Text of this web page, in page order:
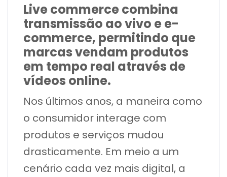
Live commerce combina
transmissão ao vivo e e-
commerce, permitindo que
marcas vendam produtos
em tempo real através de
vídeos online.
Nos últimos anos, a maneira como
o consumidor interage com
produtos e serviços mudou
drasticamente. Em meio a um
cenário cada vez mais digital, a